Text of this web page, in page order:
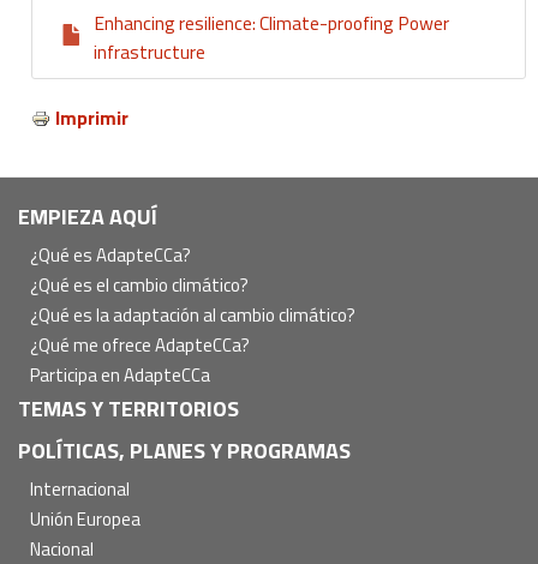
Enhancing resilience: Climate-proofing Power
infrastructure
Imprimir
Navegación
principal
EMPIEZA AQUÍ
¿Qué es AdapteCCa?
¿Qué es el cambio climático?
¿Qué es la adaptación al cambio climático?
¿Qué me ofrece AdapteCCa?
Participa en AdapteCCa
TEMAS Y TERRITORIOS
POLÍTICAS, PLANES Y PROGRAMAS
Internacional
Unión Europea
Nacional